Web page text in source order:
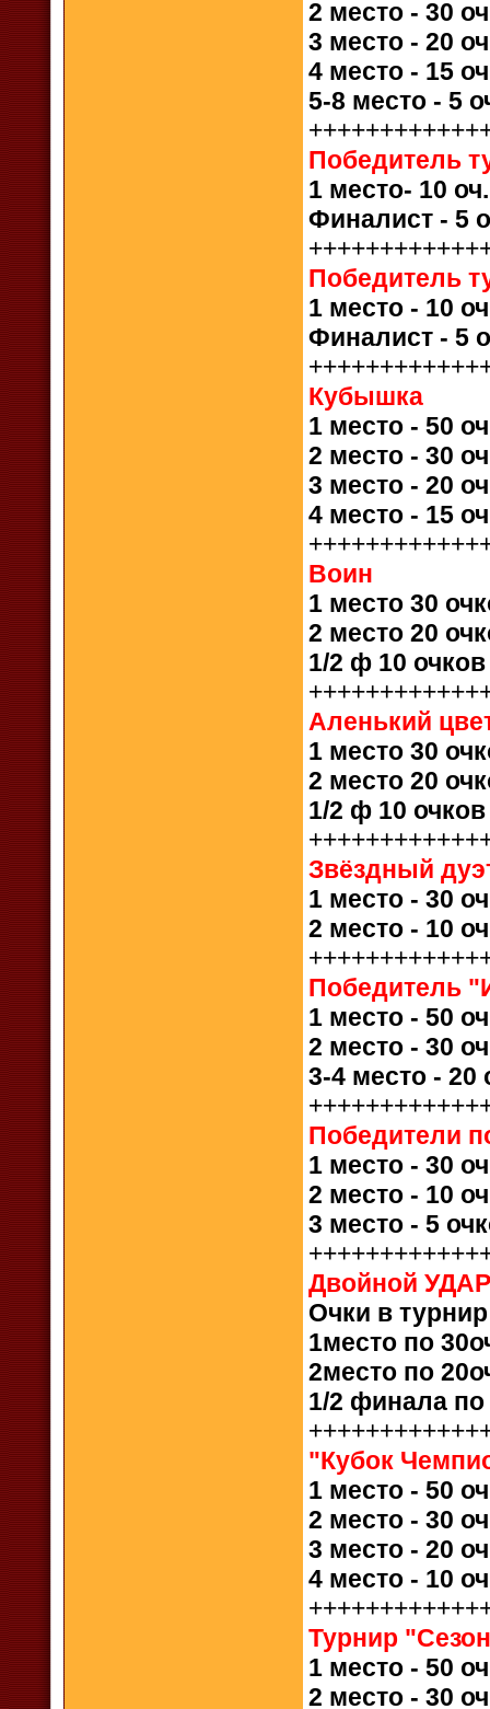
2 место - 30
3 место - 20
4 место - 15
5-8 место - 5
Победитель
1 место- 10
Финалист - 5
Победитель
1 место - 10
Финалист - 5
Кубышка
1 место - 50
2 место - 30
3 место - 20
4 место - 15
Воин
1 место 30
2 место 20
1/2 ф 10
Аленький
1 место 30
2 место 20
1/2 ф 10
Звёздный
1 место - 30
2 место - 10
Победитель
1 место - 50
2 место - 30
3-4 место - 20
Победители
1 место - 30
2 место - 10
3 место - 5
Двойной УДАР
Очки в
1место по
2место по
1/2 финала по
"Кубок
1 место - 50
2 место - 30
3 место - 20
4 место - 10
Турнир
1 место - 50
2 место - 30